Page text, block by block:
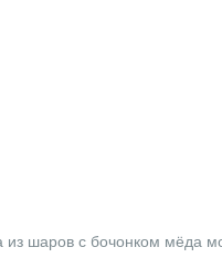
шаров с бочонком мёда